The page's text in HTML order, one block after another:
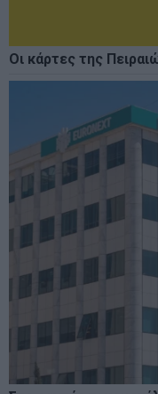
Οι κάρτες της